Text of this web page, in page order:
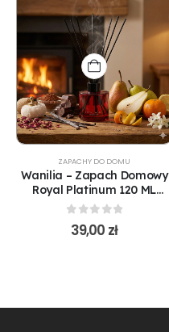
ZAPACHY DO DOMU
Wanilia – Zapach Domowy
Royal Platinum 120 ML
(R141)
0out of 5
39,00 zł